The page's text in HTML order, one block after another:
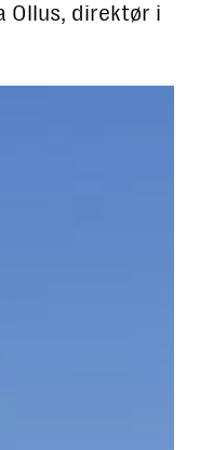
Ollus, direktør i